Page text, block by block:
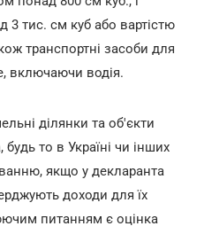
3 тис. см куб або вартістю
транспортні засоби для
включаючи водія.
ділянки та об'єкти
то в Україні чи інших
якщо у декларанта
доходи для їх
питанням є оцінка